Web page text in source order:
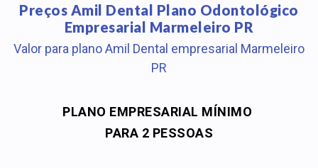
Preços Amil Dental Plano Odontológico
Empresarial Marmeleiro PR
Valor para plano Amil Dental empresarial Marmeleiro
PR
PLANO EMPRESARIAL MÍNIMO
PARA 2 PESSOAS